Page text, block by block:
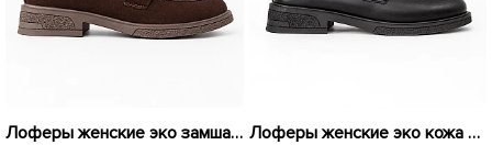
Лоферы женские эко замша 595934 Коричневые Лоферы женские эко кожа 595933 Черные